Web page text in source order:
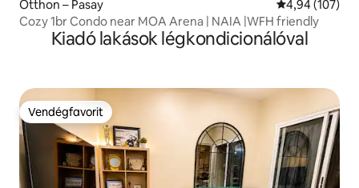
Otthon – Pasay Átlagos
4,94 (107)
Cozy 1br Condo near MOA Arena | NAIA |WFH friendly
Kiadó lakások légkondicionálóval
Vendégfavorit
Vendégfavorit